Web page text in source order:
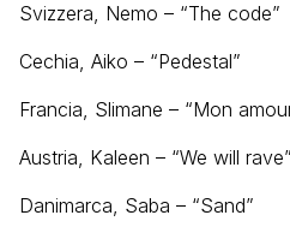
Svizzera, Nemo – “The code”
Cechia, Aiko – “Pedestal”
Francia, Slimane – “Mon
Austria, Kaleen – “We will rave”
Danimarca, Saba – “Sand”